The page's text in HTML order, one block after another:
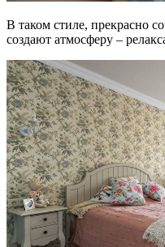
В таком стиле, прекрасно
создают атмосферу –